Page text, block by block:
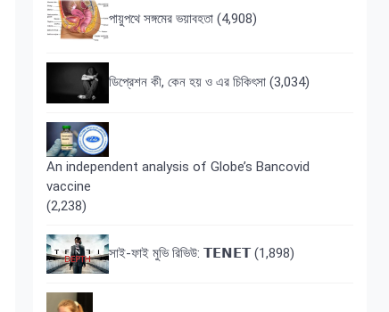
পায়ুপথে সঙ্গমের ভয়াবহতা (4,908)
ডিপ্রেশন কী, কেন হয় ও এর চিকিৎসা (3,034)
An independent analysis of Globe’s Bancovid
vaccine
(2,238)
সাই-ফাই মুভি রিভিউ: 𝗧𝗘𝗡𝗘𝗧 (1,898)